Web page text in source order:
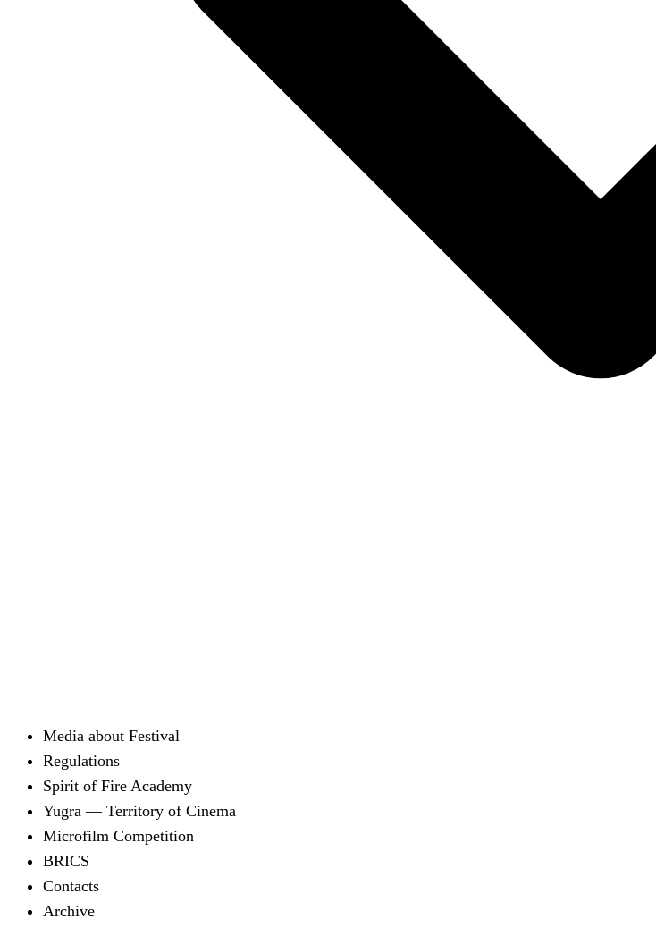
Media about Festival
Regulations
Spirit of Fire Academy
Yugra — Territory of Cinema
Microfilm Competition
BRICS
Contacts
Archive